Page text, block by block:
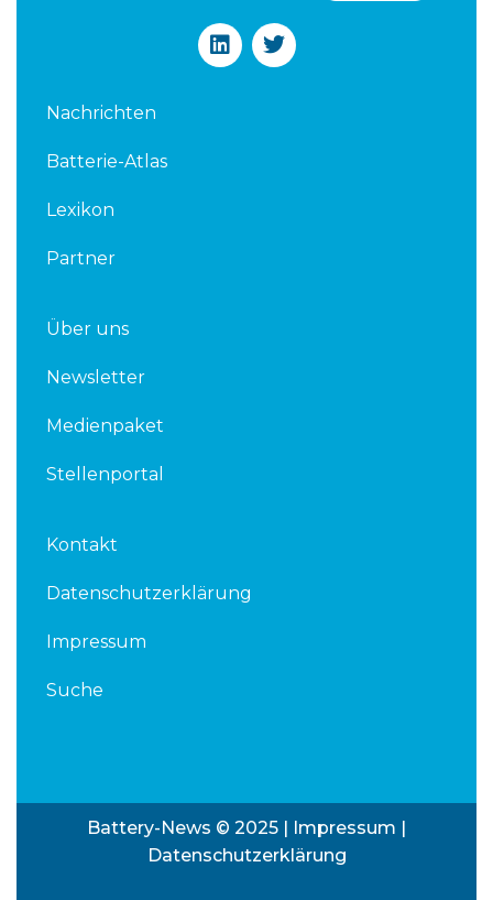
L
i
T
w
Nachrichten
Batterie-Atlas
Lexikon
Partner
Über uns
Newsletter
Medienpaket
Stellenportal
Kontakt
Datenschutzerklärung
Impressum
Suche
Battery-News © 2025 | Impressum |
Datenschutzerklärung